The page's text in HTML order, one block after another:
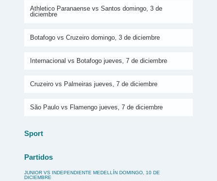
Athletico Paranaense vs Santos domingo, 3 de
diciembre
Botafogo vs Cruzeiro domingo, 3 de diciembre
Internacional vs Botafogo jueves, 7 de diciembre
Cruzeiro vs Palmeiras jueves, 7 de diciembre
São Paulo vs Flamengo jueves, 7 de diciembre
Sport
Partidos
JUNIOR VS INDEPENDIENTE MEDELLÍN DOMINGO, 10 DE
DICIEMBRE